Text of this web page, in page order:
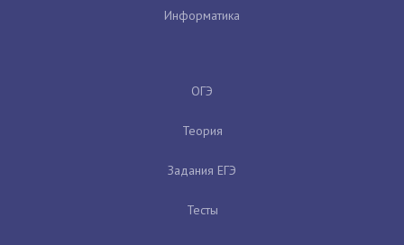
Информатика
ОГЭ
Теория
Задания ЕГЭ
Тесты